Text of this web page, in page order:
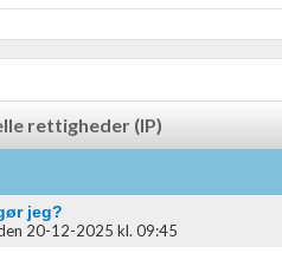
rettigheder (IP)
jeg?
20-12-2025 kl. 09:45
fra forskellige